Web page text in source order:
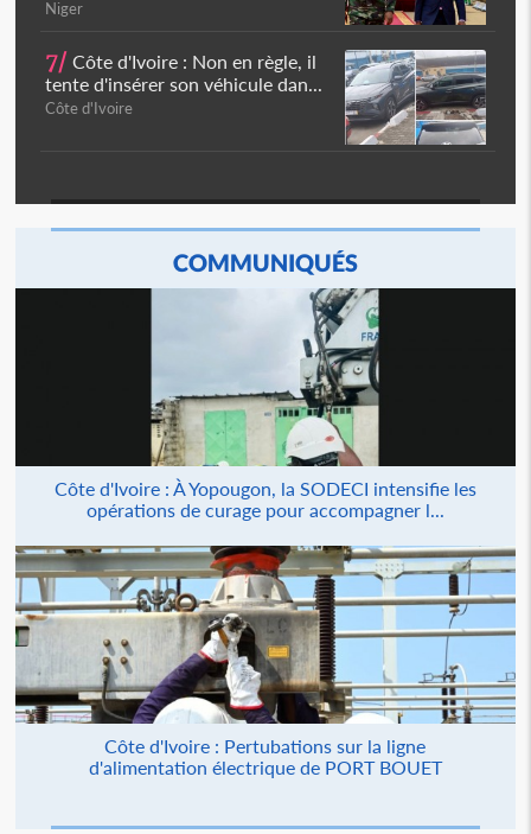
Niger
7/ Côte d'Ivoire : Non en règle, il
tente d'insérer son véhicule dan...
Côte d'Ivoire
COMMUNIQUÉS
Côte d'Ivoire : À Yopougon, la SODECI intensifie les
opérations de curage pour accompagner l...
Côte d'Ivoire : Pertubations sur la ligne
d'alimentation électrique de PORT BOUET